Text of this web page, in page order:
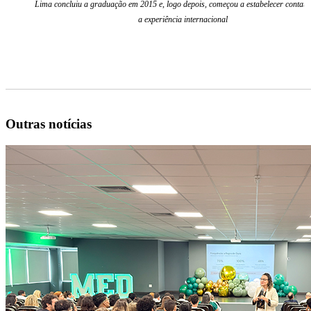
Lima concluiu a graduação em 2015 e, logo depois, começou a estabelecer contatos
a experiência internacional
Outras notícias